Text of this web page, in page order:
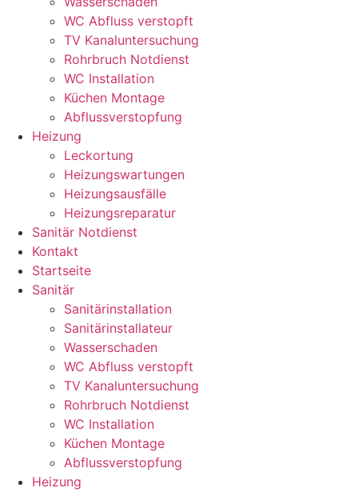
WC Abfluss verstopft
TV Kanaluntersuchung
Rohrbruch Notdienst
WC Installation
Küchen Montage
Abflussverstopfung
Heizung
Leckortung
Heizungswartungen
Heizungsausfälle
Heizungsreparatur
Sanitär Notdienst
Kontakt
Startseite
Sanitär
Sanitärinstallation
Sanitärinstallateur
Wasserschaden
WC Abfluss verstopft
TV Kanaluntersuchung
Rohrbruch Notdienst
WC Installation
Küchen Montage
Abflussverstopfung
Heizung